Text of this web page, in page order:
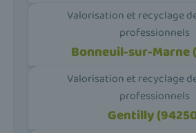
Valorisation et recyclage
professionnels
Bonneuil-sur-Marne
Valorisation et recyclage
professionnels
Gentilly